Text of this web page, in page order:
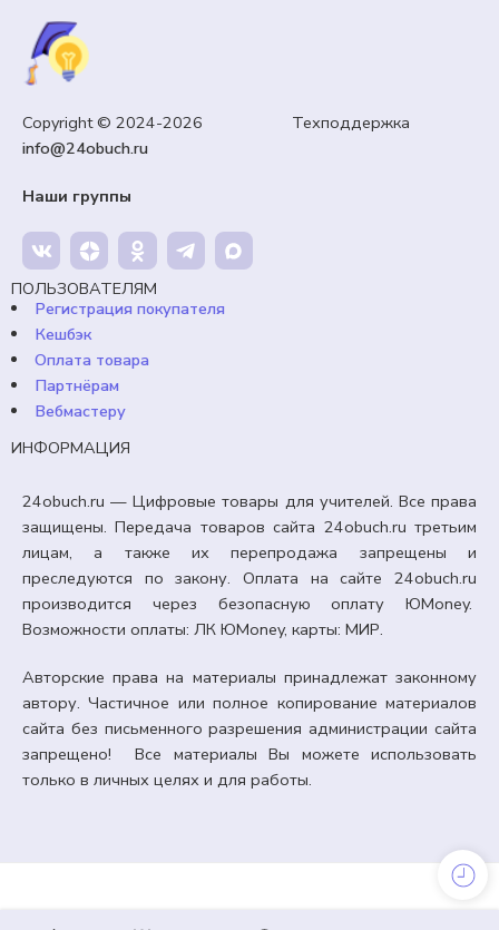
Copyright © 2024-2026 Техподдержка
info@24obuch.ru
Наши группы
ПОЛЬЗОВАТЕЛЯМ
Регистрация покупателя
Кешбэк
Оплата товара
Партнёрам
Вебмастеру
ИНФОРМАЦИЯ
24obuch.ru — Цифровые товары для учителей. Все права
защищены. Передача товаров сайта 24obuch.ru третьим
лицам, а также их перепродажа запрещены и
преследуются по закону. Оплата на сайте 24obuch.ru
производится через безопасную оплату ЮMoney.
Возможности оплаты: ЛК ЮMoney, карты: МИР.
Авторские права на материалы принадлежат законному
автору. Частичное или полное копирование материалов
сайта без письменного разрешения администрации сайта
запрещено! Все материалы Вы можете использовать
только в личных целях и для работы.